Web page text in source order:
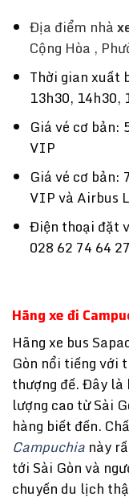
Địa điểm nhà
Cộng Hòa ,
Thời gian xuất
13h30, 14h30,
Giá vé cơ bản:
VIP
Giá vé cơ bản:
VIP và Airbus
Điện thoại đặt
028 62 74 64
Hãng xe đi
Hãng xe bus
Gòn nổi tiếng với
thượng đế. Đây là
lượng cao từ Sài
hàng biết đến.
Campuchia này
tới Sài Gòn và
chuyến du lịch